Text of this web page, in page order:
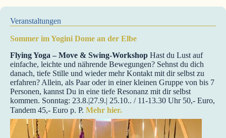
Veranstaltungen
Sommer im Yogini Dome an der Elbe
Flying Yoga – Move & Swing-Workshop Hast du Lust auf
einfache, leichte und nährende Bewegungen? Sehnst du dich
danach, tiefe Stille und wieder mehr Kontakt mit dir selbst zu
erfahren? Allein, als Paar oder in einer kleinen Gruppe von bis 7
Personen, kannst Du in eine tiefe Resonanz mit dir selbst
kommen. Sonntag: 23.8.|27.9.| 25.10.. / 11-13.30 Uhr 50,- Euro,
Tandem 45,- Euro p. P. Mehr hier.